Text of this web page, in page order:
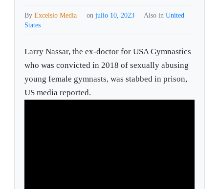
ByExcelsio Media on julio 10, 2023 Also in United
States
Larry Nassar, the ex-doctor for USA Gymnastics
who was convicted in 2018 of sexually abusing
young female gymnasts, was stabbed in prison,
US media reported.